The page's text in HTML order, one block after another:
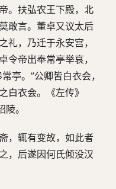
。扶弘农王下殿，北
敢言。董卓又议太后
礼，乃迁于永安宫，
令帝出奉常亭举哀，
亭。”公卿皆白衣会，
白衣会。《左传》
。
，辄有变故，如此者
，后遂因何氏倾没汉